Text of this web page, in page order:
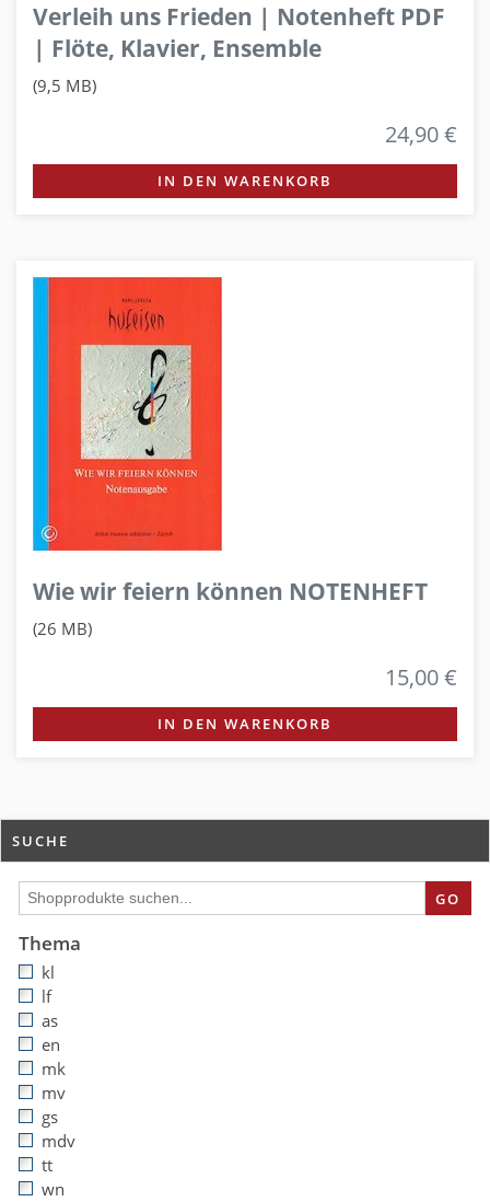
Verleih uns Frieden | Notenheft PDF
| Flöte, Klavier, Ensemble
(9,5 MB)
24,90 €
IN DEN WARENKORB
Wie wir feiern können NOTENHEFT
(26 MB)
15,00 €
IN DEN WARENKORB
SUCHE
GO
Thema
kl
lf
as
en
mk
mv
gs
mdv
tt
wn